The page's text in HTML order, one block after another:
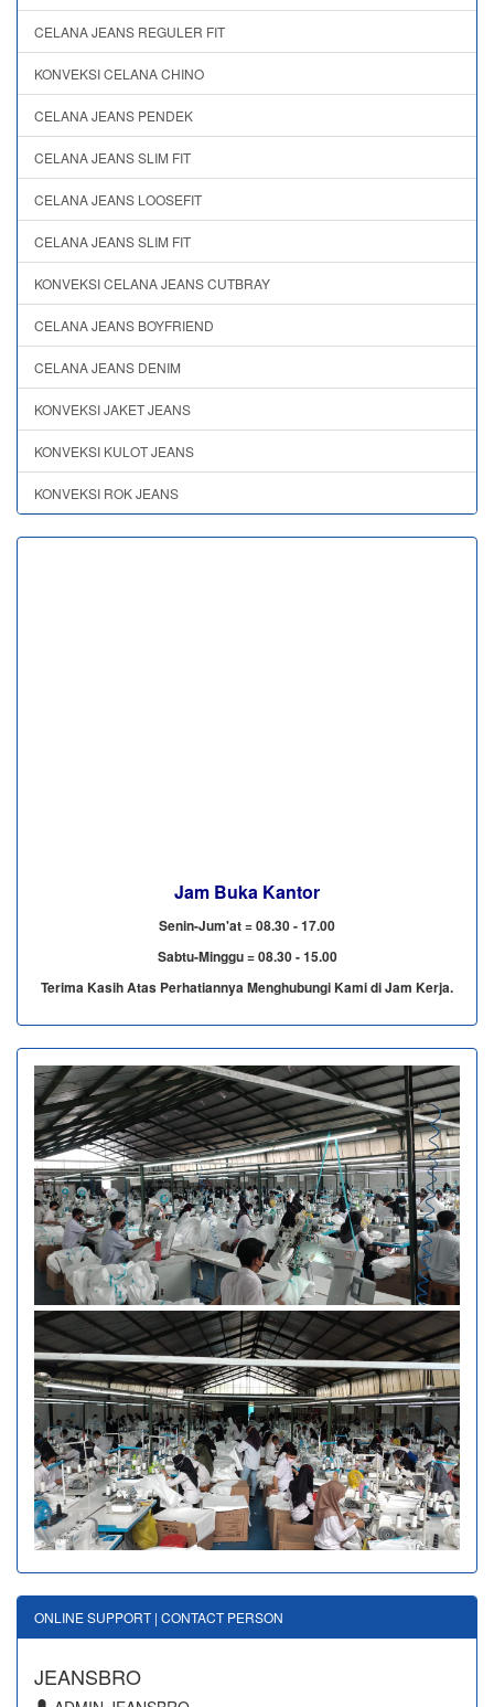
CELANA JEANS REGULER FIT
KONVEKSI CELANA CHINO
CELANA JEANS PENDEK
CELANA JEANS SLIM FIT
CELANA JEANS LOOSEFIT
CELANA JEANS SLIM FIT
KONVEKSI CELANA JEANS CUTBRAY
CELANA JEANS BOYFRIEND
CELANA JEANS DENIM
KONVEKSI JAKET JEANS
KONVEKSI KULOT JEANS
KONVEKSI ROK JEANS
Jam Buka Kantor
Senin-Jum'at = 08.30 - 17.00
Sabtu-Minggu = 08.30 - 15.00
Terima Kasih Atas Perhatiannya Menghubungi Kami di Jam Kerja.
ONLINE SUPPORT | CONTACT PERSON
JEANSBRO